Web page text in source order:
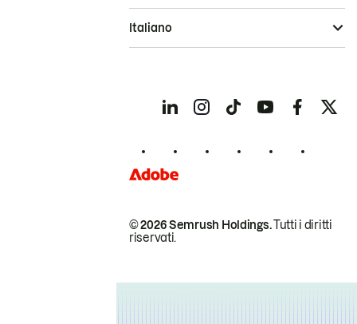
© 2026 Semrush Holdings.Tutti i diritti
riservati.
Italiano